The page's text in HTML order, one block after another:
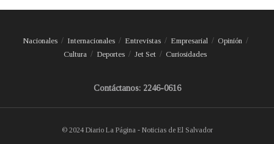
Nacionales Internacionales Entrevistas Empresarial
Opinión
Cultura
Deportes Jet Set Curiosidades
Contáctanos: 2246-0616
© 2024 Diario La Página - Noticias de El Salvador